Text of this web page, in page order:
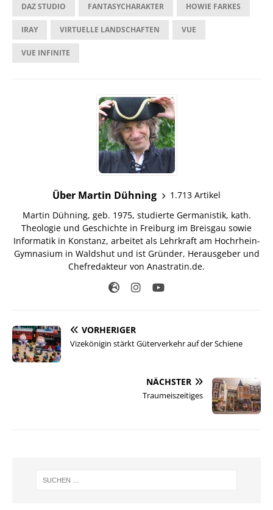
DAZ STUDIO FANTASYCHARAKTER HOWIE FARKES
IRAY VIRTUELLE LANDSCHAFTEN VUE
VUE INFINITE
Über Martin Dühning
1.713 Artikel
Martin Dühning, geb. 1975, studierte Germanistik, kath.
Theologie und Geschichte in Freiburg im Breisgau sowie
Informatik in Konstanz, arbeitet als Lehrkraft am Hochrhein-
Gymnasium in Waldshut und ist Gründer, Herausgeber und
Chefredakteur von Anastratin.de.
VORHERIGER
Vizekönigin stärkt Güterverkehr auf der Schiene
NÄCHSTER
Traumeiszeitiges